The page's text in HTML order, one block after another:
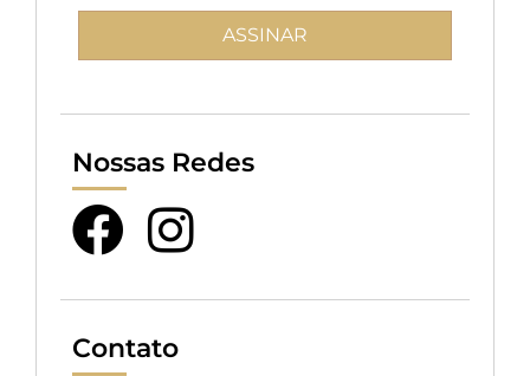
Nossas Redes
Contato